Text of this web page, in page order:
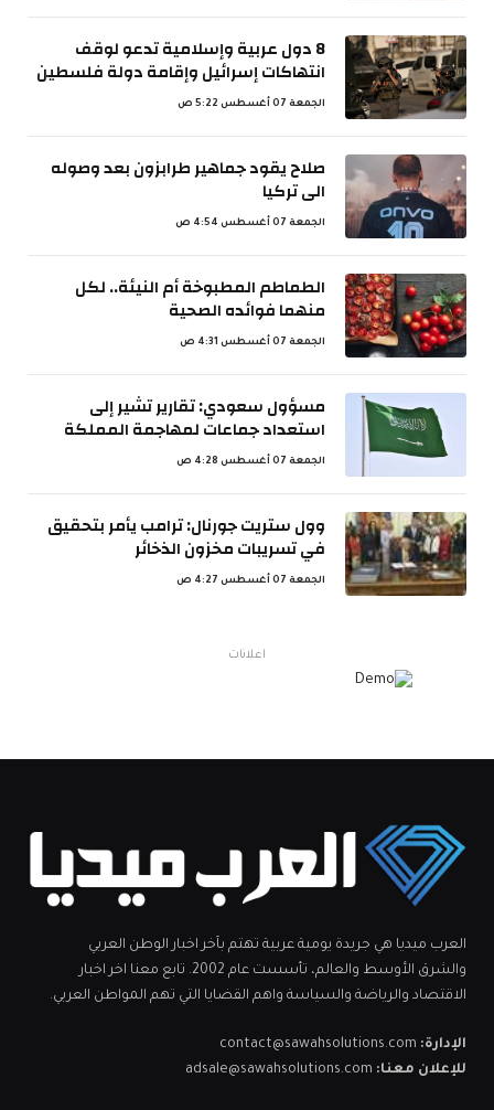
8 دول عربية وإسلامية تدعو لوقف
انتهاكات إسرائيل وإقامة دولة فلسطين
الجمعة 07 أغسطس 5:22 ص
صلاح يقود جماهير طرابزون بعد وصوله
الى تركيا
الجمعة 07 أغسطس 4:54 ص
الطماطم المطبوخة أم النيئة.. لكل
منهما فوائده الصحية
الجمعة 07 أغسطس 4:31 ص
مسؤول سعودي: تقارير تشير إلى
استعداد جماعات لمهاجمة المملكة
الجمعة 07 أغسطس 4:28 ص
وول ستريت جورنال: ترامب يأمر بتحقيق
في تسريبات مخزون الذخائر
الجمعة 07 أغسطس 4:27 ص
اعلانات
العرب ميديا هي جريدة يومية عربية تهتم بآخر اخبار الوطن العربي
والشرق الأوسط والعالم، تأسست عام 2002. تابع معنا اخر اخبار
الاقتصاد والرياضة والسياسة واهم القضايا التي تهم المواطن العربي.
الإدارة: contact@sawahsolutions.com
للإعلان معنا: adsale@sawahsolutions.com